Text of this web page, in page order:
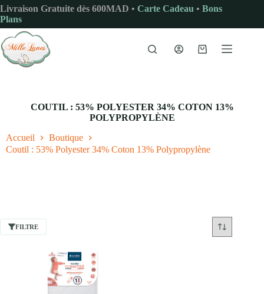
Passer
au
contenu
Livraison Gratuite dès 600MAD • Carte Cadeau • Bons
Plans
Panier
COUTIL : 53% POLYESTER 34% COTON 13%
POLYPROPYLÈNE
Accueil
Boutique
Coutil : 53% Polyester 34% Coton 13% Polypropylène
FILTRE